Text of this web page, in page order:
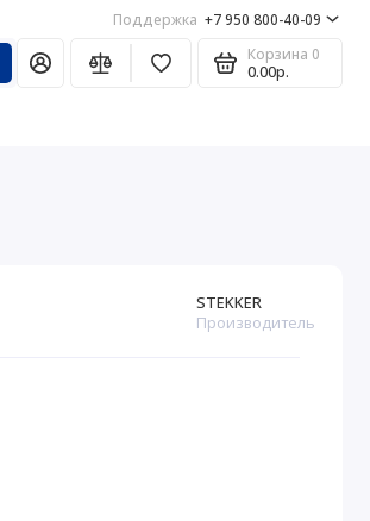
Поддержка +7 950 800-40-09
Корзина 0
0.00р.
STEKKER
Производитель